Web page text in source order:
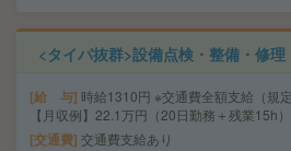
<タイパ抜群>設備点検・整備・修
給 与 時給1310円 ※交通費全額支給（規定
【月収例】22.1万円（20日勤務＋残業15h）
交通費 交通費支給あり